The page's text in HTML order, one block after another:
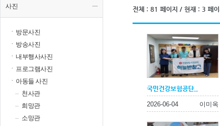
사진
방문사진
방송사진
내부행사사진
프로그램사진
아동들 사진
천사관
희망관
소망관
전체 : 81 페이지 / 현재 : 3 페
국민건강보험공단..
2026-06-04 이미옥